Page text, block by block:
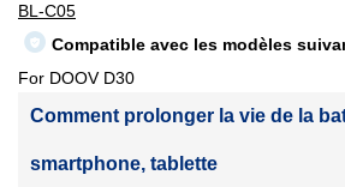
BL-C05
Compatible avec les modèles
For DOOV D30
Comment prolonger la vie de la
smartphone, tablette